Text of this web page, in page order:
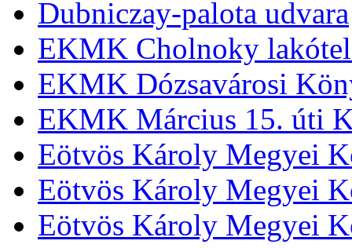
Dubniczay-palota udvara
EKMK Cholnoky
EKMK Dózsavárosi
EKMK Március 15. úti
Eötvös Károly Megyei
Eötvös Károly Megyei
Eötvös Károly Megyei